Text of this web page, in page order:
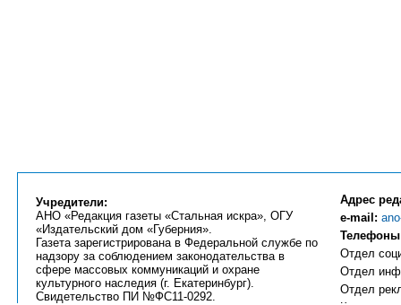
Учредители:
АНО «Редакция газеты «Стальная искра», ОГУ
«Издательский дом «Губерния».
Газета зарегистрирована в Федеральной службе по
надзору за соблюдением законодательства в
сфере массовых коммуникаций и охране
культурного наследия (г. Екатеринбург).
Свидетельство ПИ №ФС11-0292.
Адрес
e-mail:
Отдел
Отдел
Отдел